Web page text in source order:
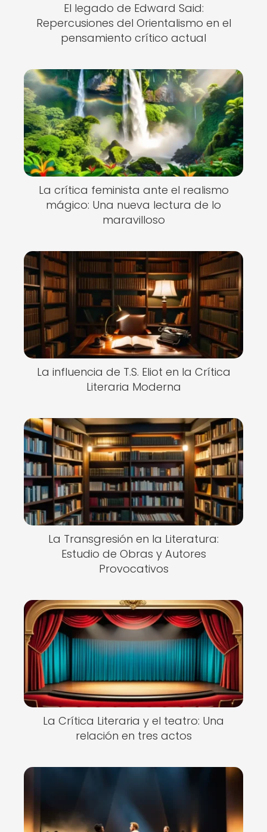
El legado de Edward Said:
Repercusiones del Orientalismo en el
pensamiento crítico actual
La crítica feminista ante el realismo
mágico: Una nueva lectura de lo
maravilloso
La influencia de T.S. Eliot en la Crítica
Literaria Moderna
La Transgresión en la Literatura:
Estudio de Obras y Autores
Provocativos
La Crítica Literaria y el teatro: Una
relación en tres actos